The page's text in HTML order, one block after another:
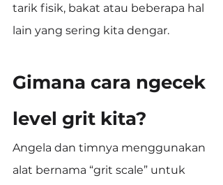
tarik fisik, bakat atau beberapa hal
lain yang sering kita dengar.
Gimana cara ngecek
level grit kita?
Angela dan timnya menggunakan
alat bernama “grit scale” untuk